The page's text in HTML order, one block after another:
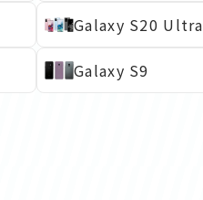
Galaxy S20 Ultra
Galaxy S9